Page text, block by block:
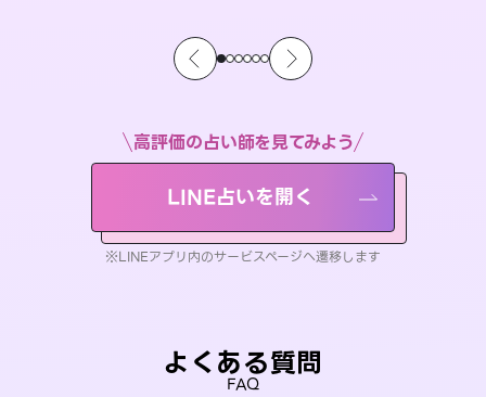
高評価の占い師を見てみよう
LINE占いを開く
※LINEアプリ内のサービスページへ遷移します
よくある質問
FAQ